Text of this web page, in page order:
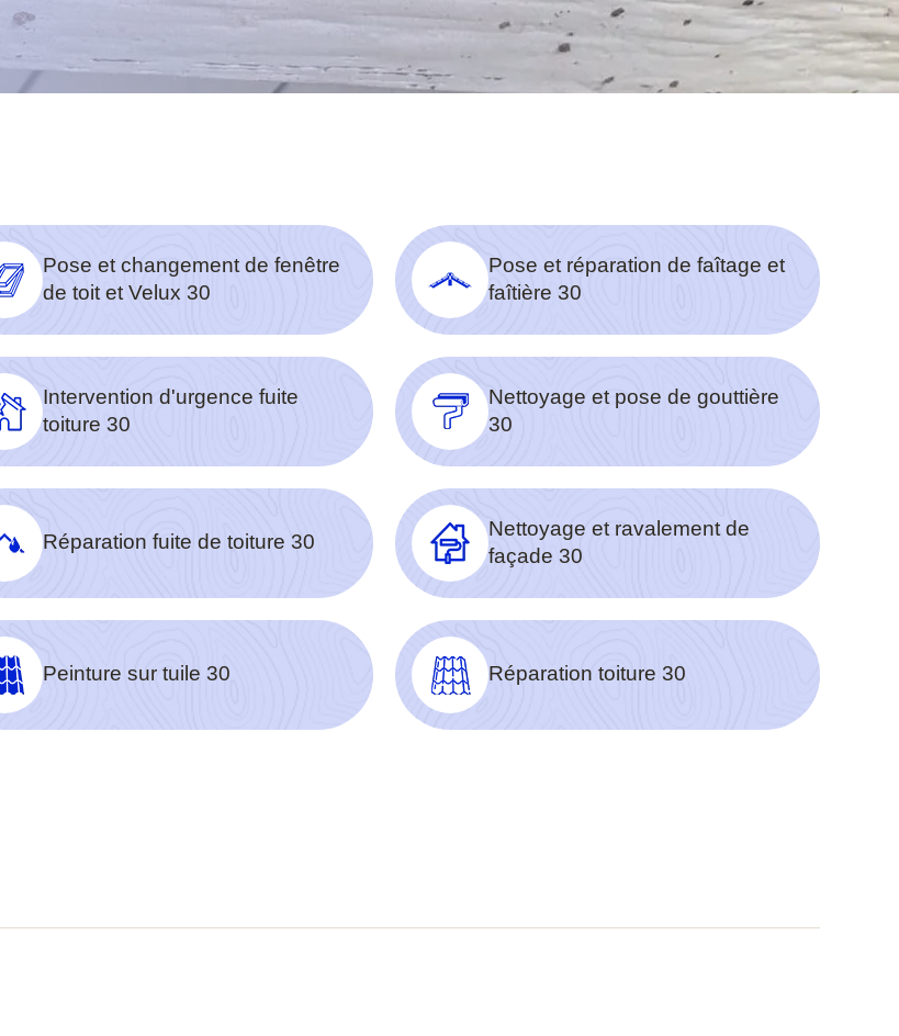
Pose et changement de fenêtre
de toit et Velux 30
Pose et réparation de faîtage et
faîtière 30
Intervention d'urgence fuite
toiture 30
Nettoyage et pose de gouttière
30
Réparation fuite de toiture 30
Nettoyage et ravalement de
façade 30
Peinture sur tuile 30 Réparation toiture 30